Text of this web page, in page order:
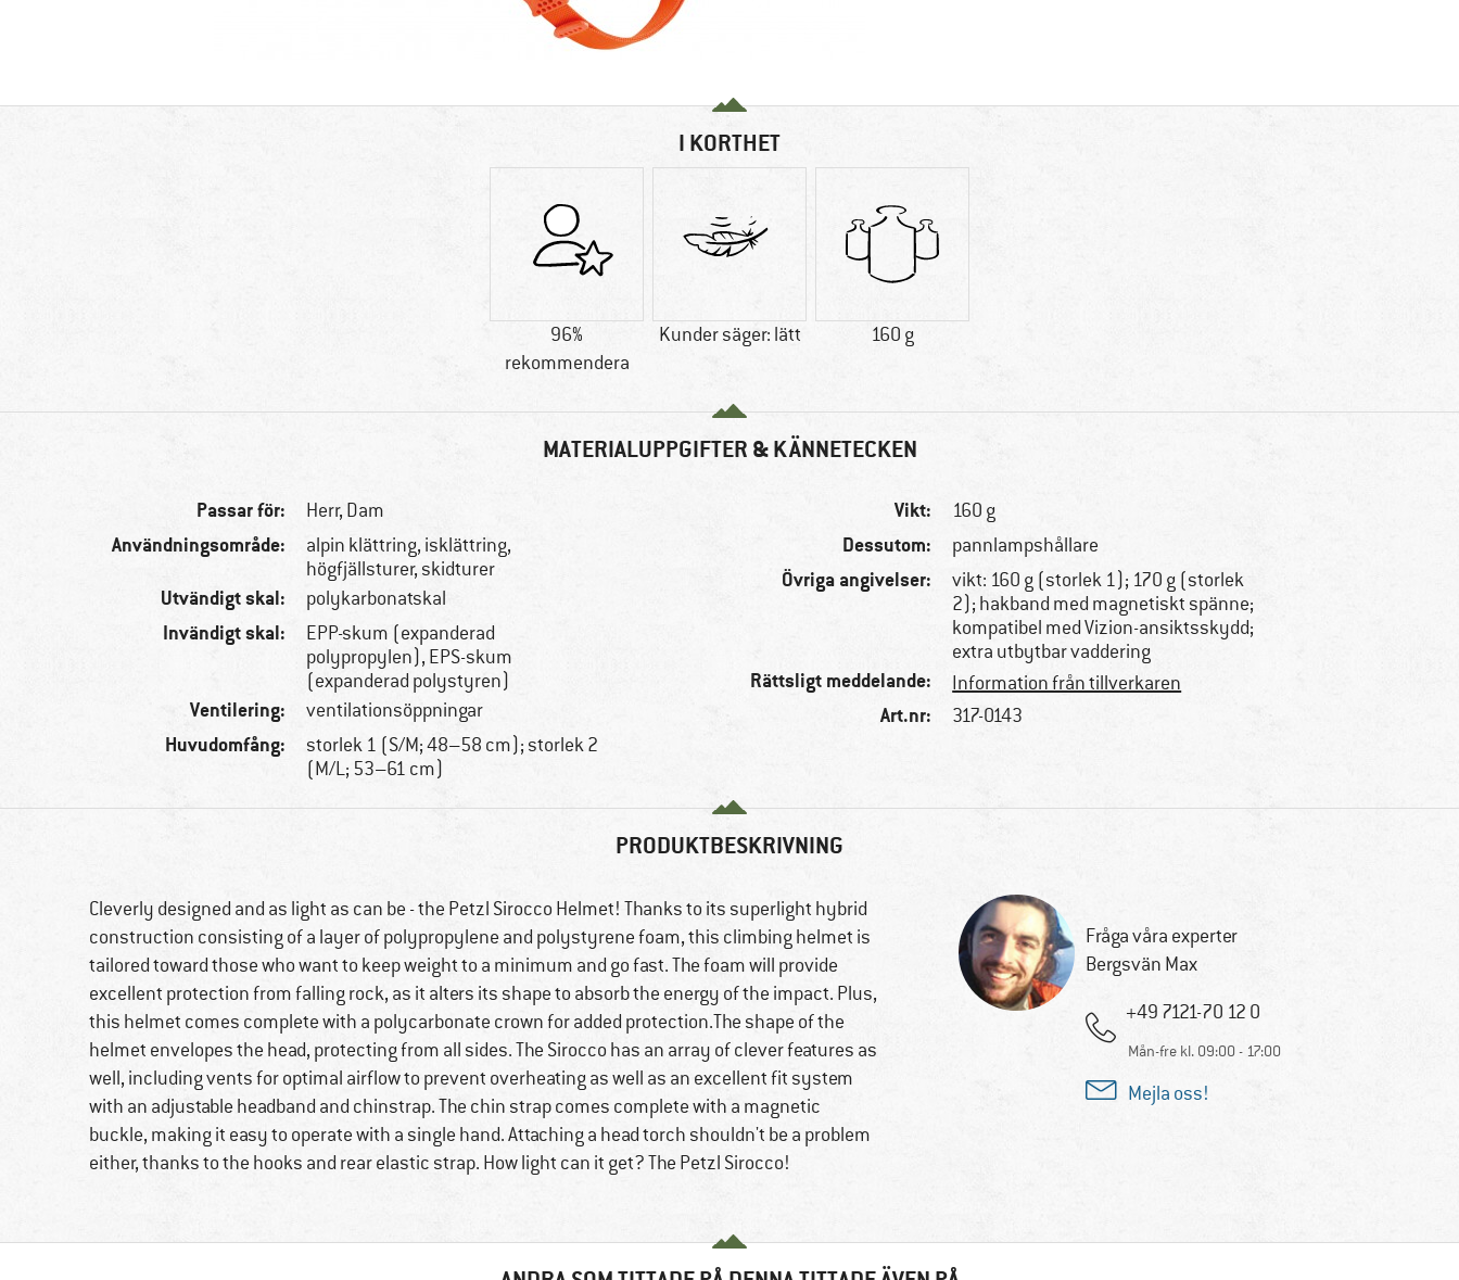
I KORTHET
96%
rekommendera
Kunder säger: lätt 160 g
MATERIALUPPGIFTER & KÄNNETECKEN
Passar för: Herr, Dam
Användningsområde:
alpin klättring, isklättring,
högfjällsturer, skidturer
Utvändigt skal: polykarbonatskal
Invändigt skal:
EPP-skum (expanderad
polypropylen), EPS-skum
(expanderad polystyren)
Ventilering: ventilationsöppningar
Huvudomfång:
storlek 1 (S/M; 48–58 cm); storlek 2
(M/L; 53–61 cm)
Vikt: 160 g
Dessutom: pannlampshållare
Övriga angivelser:
vikt: 160 g (storlek 1); 170 g (storlek
2); hakband med magnetiskt spänne;
kompatibel med Vizion-ansiktsskydd;
extra utbytbar vaddering
Rättsligt meddelande: Information från tillverkaren
Art.nr: 317-0143
PRODUKTBESKRIVNING
Cleverly designed and as light as can be - the Petzl Sirocco Helmet! Thanks to its superlight hybrid
construction consisting of a layer of polypropylene and polystyrene foam, this climbing helmet is
tailored toward those who want to keep weight to a minimum and go fast. The foam will provide
excellent protection from falling rock, as it alters its shape to absorb the energy of the impact. Plus,
this helmet comes complete with a polycarbonate crown for added protection.The shape of the
helmet envelopes the head, protecting from all sides. The Sirocco has an array of clever features as
well, including vents for optimal airflow to prevent overheating as well as an excellent fit system
with an adjustable headband and chinstrap. The chin strap comes complete with a magnetic
buckle, making it easy to operate with a single hand. Attaching a head torch shouldn't be a problem
either, thanks to the hooks and rear elastic strap. How light can it get? The Petzl Sirocco!
Fråga våra experter
Bergsvän Max
+49 7121-70 12 0
Mån-fre kl. 09:00 - 17:00
Mejla oss!